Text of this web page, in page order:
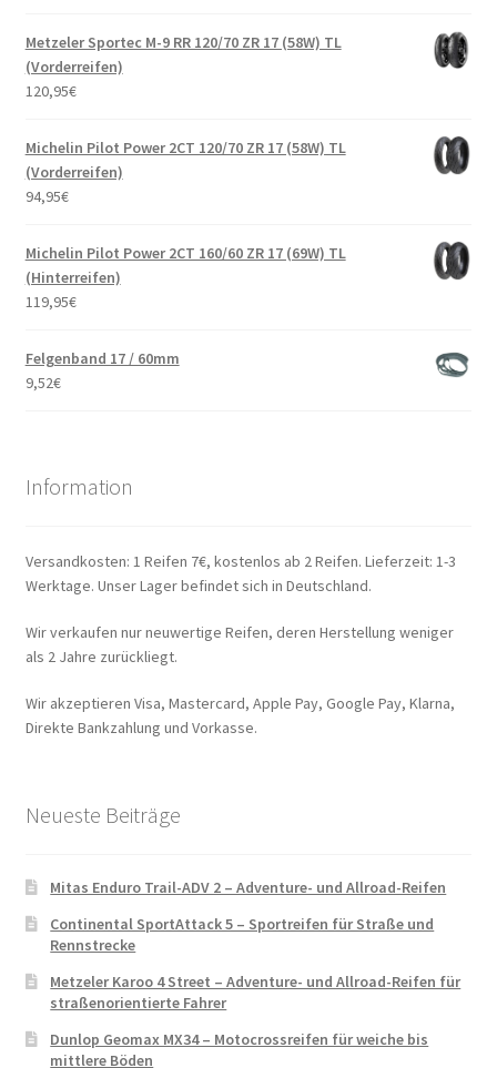
Metzeler Sportec M-9 RR 120/70 ZR 17 (58W) TL
(Vorderreifen)
120,95€
Michelin Pilot Power 2CT 120/70 ZR 17 (58W) TL
(Vorderreifen)
94,95€
Michelin Pilot Power 2CT 160/60 ZR 17 (69W) TL
(Hinterreifen)
119,95€
Felgenband 17 / 60mm
9,52€
Information
Versandkosten: 1 Reifen 7€, kostenlos ab 2 Reifen. Lieferzeit: 1-3
Werktage. Unser Lager befindet sich in Deutschland.
Wir verkaufen nur neuwertige Reifen, deren Herstellung weniger
als 2 Jahre zurückliegt.
Wir akzeptieren Visa, Mastercard, Apple Pay, Google Pay, Klarna,
Direkte Bankzahlung und Vorkasse.
Neueste Beiträge
Mitas Enduro Trail-ADV 2 – Adventure- und Allroad-Reifen
Continental SportAttack 5 – Sportreifen für Straße und
Rennstrecke
Metzeler Karoo 4 Street – Adventure- und Allroad-Reifen für
straßenorientierte Fahrer
Dunlop Geomax MX34 – Motocrossreifen für weiche bis
mittlere Böden